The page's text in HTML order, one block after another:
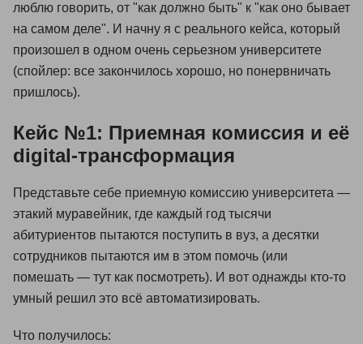
люблю говорить, от "как должно быть" к "как оно бывает
на самом деле". И начну я с реального кейса, который
произошел в одном очень серьезном университете
(спойлер: все закончилось хорошо, но понервничать
пришлось).
Кейс №1: Приемная комиссия и её
digital-трансформация
Представьте себе приемную комиссию университета —
этакий муравейник, где каждый год тысячи
абитуриентов пытаются поступить в вуз, а десятки
сотрудников пытаются им в этом помочь (или
помешать — тут как посмотреть). И вот однажды кто-то
умный решил это всё автоматизировать.
Что получилось: